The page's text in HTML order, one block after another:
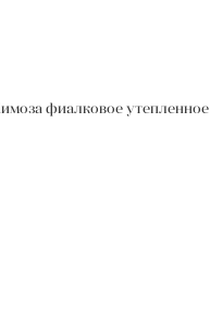
фиалковое утепленное